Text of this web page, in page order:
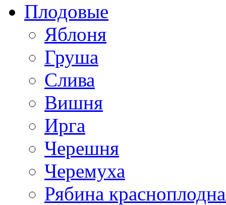
Плодовые
Яблоня
Груша
Слива
Вишня
Ирга
Черешня
Черемуха
Рябина